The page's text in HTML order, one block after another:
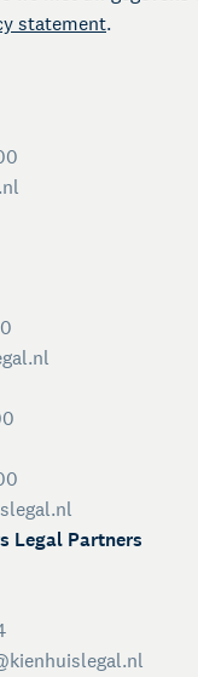
statement.
Legal Partners